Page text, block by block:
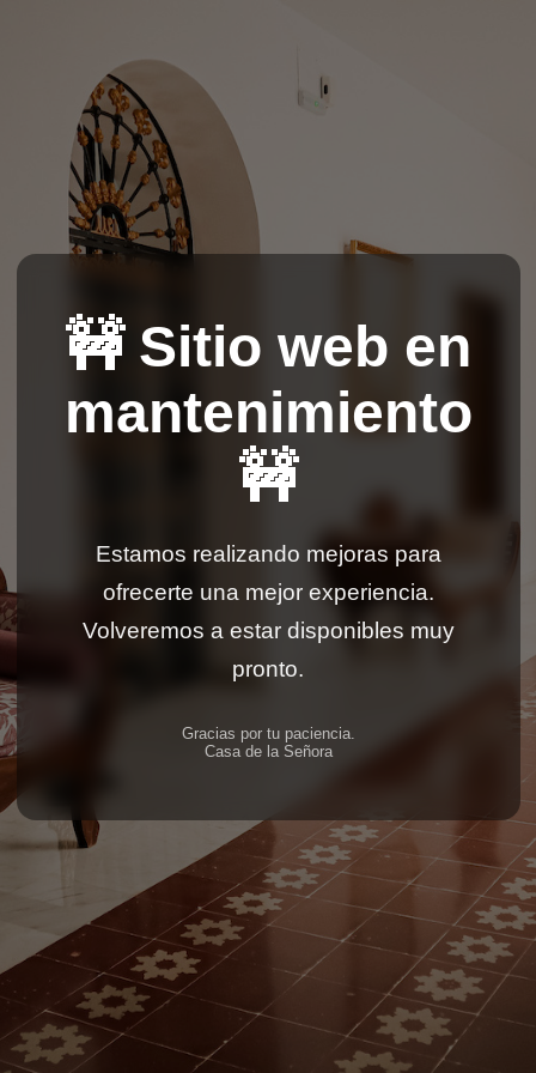
🚧 Sitio web en
mantenimiento
🚧
Estamos realizando mejoras para
ofrecerte una mejor experiencia.
Volveremos a estar disponibles muy
pronto.
Gracias por tu paciencia.
Casa de la Señora